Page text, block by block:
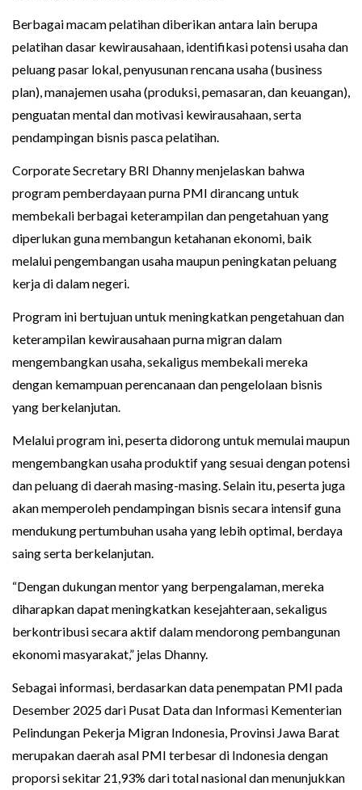
Berbagai macam pelatihan diberikan antara lain berupa
pelatihan dasar kewirausahaan, identifikasi potensi usaha dan
peluang pasar lokal, penyusunan rencana usaha (business
plan), manajemen usaha (produksi, pemasaran, dan keuangan),
penguatan mental dan motivasi kewirausahaan, serta
pendampingan bisnis pasca pelatihan.
Corporate Secretary BRI Dhanny menjelaskan bahwa
program pemberdayaan purna PMI dirancang untuk
membekali berbagai keterampilan dan pengetahuan yang
diperlukan guna membangun ketahanan ekonomi, baik
melalui pengembangan usaha maupun peningkatan peluang
kerja di dalam negeri.
Program ini bertujuan untuk meningkatkan pengetahuan dan
keterampilan kewirausahaan purna migran dalam
mengembangkan usaha, sekaligus membekali mereka
dengan kemampuan perencanaan dan pengelolaan bisnis
yang berkelanjutan.
Melalui program ini, peserta didorong untuk memulai maupun
mengembangkan usaha produktif yang sesuai dengan potensi
dan peluang di daerah masing-masing. Selain itu, peserta juga
akan memperoleh pendampingan bisnis secara intensif guna
mendukung pertumbuhan usaha yang lebih optimal, berdaya
saing serta berkelanjutan.
“Dengan dukungan mentor yang berpengalaman, mereka
diharapkan dapat meningkatkan kesejahteraan, sekaligus
berkontribusi secara aktif dalam mendorong pembangunan
ekonomi masyarakat,” jelas Dhanny.
Sebagai informasi, berdasarkan data penempatan PMI pada
Desember 2025 dari Pusat Data dan Informasi Kementerian
Pelindungan Pekerja Migran Indonesia, Provinsi Jawa Barat
merupakan daerah asal PMI terbesar di Indonesia dengan
proporsi sekitar 21,93% dari total nasional dan menunjukkan